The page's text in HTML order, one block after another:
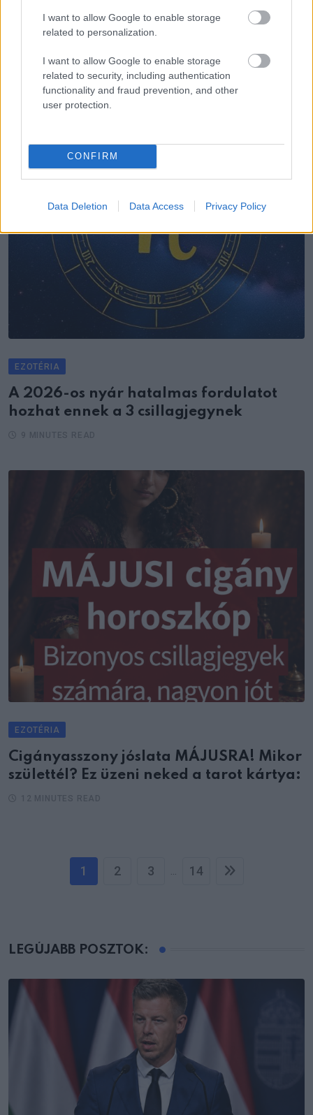
I want to allow Google to enable storage
related to personalization.
I want to allow Google to enable storage
related to security, including authentication
functionality and fraud prevention, and other
user protection.
CONFIRM
Data Deletion Data Access Privacy Policy
6 csillagjegy, aki brutális mennyiségű
13 MINUTES READ
EZOTÉRIA
A 2026-os nyár hatalmas fordulatot
hozhat ennek a 3 csillagjegynek
EZOTÉRIA
Cigányasszony jóslata MÁJUSRA! Mikor
születtél? Ez üzeni neked a tarot kártya:
1 2 3 14
LEGÚJABB POSZTOK: